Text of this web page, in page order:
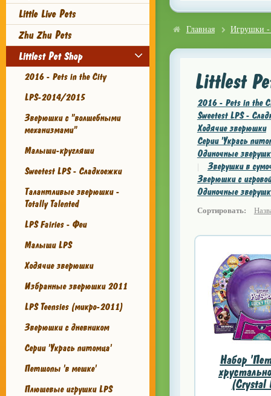
Little Live Pets
Zhu Zhu Pets
Littlest Pet Shop
2016 - Pets in the City
LPS-2014/2015
Зверюшки с "волшебными
механизмами"
Малыши-кругляши
Sweetest LPS - Сладкоежки
Талантливые зверюшки -
Totally Talented
LPS Fairies - Феи
Малыши LPS
Ходячие зверюшки
Избранные зверюшки 2011
LPS Teensies (микро-2011)
Зверюшки с дневником
Серии 'Укрась питомца'
Петшопы 'в мешке'
Плюшевые игрушки LPS
Главная Игрушки -
Littlest
2016 - Pets in the
Sweetest LPS -
Ходячие зверюшки
Серии 'Укрась
Одиночные
Зверушки в
Зверюшки с
Одиночные
Сортировать:
Набор
(Crystal